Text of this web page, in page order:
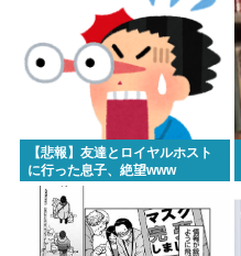
【悲報】友達とロイヤルホスト
に行った息子、絶望www